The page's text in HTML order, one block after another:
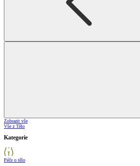
Zobrazit vše
Vše z Tělo
Kategorie
Péče o tělo